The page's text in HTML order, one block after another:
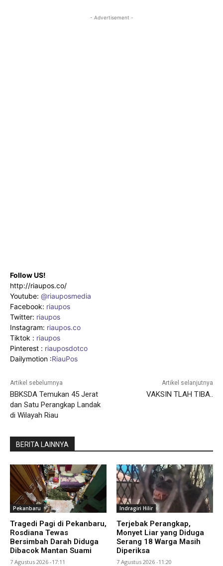
- Advertisement -
Follow US!
http://riaupos.co/
Youtube: @riauposmedia
Facebook: riaupos
Twitter: riaupos
Instagram: riaupos.co
Tiktok : riaupos
Pinterest : riauposdotco
Dailymotion :RiauPos
Artikel sebelumnya
BBKSDA Temukan 45 Jerat
dan Satu Perangkap Landak
di Wilayah Riau
Artikel selanjutnya
VAKSIN TLAH TIBA..
BERITA LAINNYA
Pekanbaru
Tragedi Pagi di Pekanbaru,
Rosdiana Tewas
Bersimbah Darah Diduga
Dibacok Mantan Suami
7 Agustus 2026 -17:11
Indragiri Hilir
Terjebak Perangkap,
Monyet Liar yang Diduga
Serang 18 Warga Masih
Diperiksa
7 Agustus 2026 -11:20